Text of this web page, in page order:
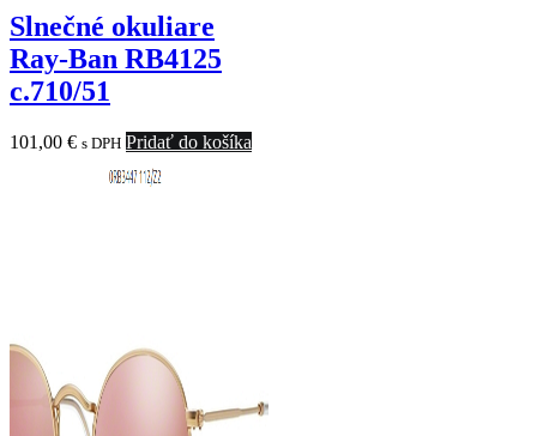
Slnečné okuliare
Ray-Ban RB4125
c.710/51
101,00 € s DPH Pridať do košíka